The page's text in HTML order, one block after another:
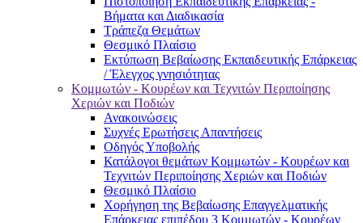
Βήματα και Διαδικασία
Τράπεζα Θεμάτων
Θεσμικό Πλαίσιο
Εκτύπωση Βεβαίωσης Εκπαιδευτικής Επάρκειας
/ Έλεγχος γνησιότητας
Κομμωτών - Κουρέων και Τεχνιτών Περιποίησης
Χεριών και Ποδιών
Ανακοινώσεις
Συχνές Ερωτήσεις Απαντήσεις
Οδηγός Υποβολής
Κατάλογοι θεμάτων Κομμωτών - Κουρέων και
Τεχνιτών Περιποίησης Χεριών και Ποδιών
Θεσμικό Πλαίσιο
Χορήγηση της Βεβαίωσης Επαγγελματικής
Επάρκειας επιπέδου 3 Κομμωτών - Κουρέων